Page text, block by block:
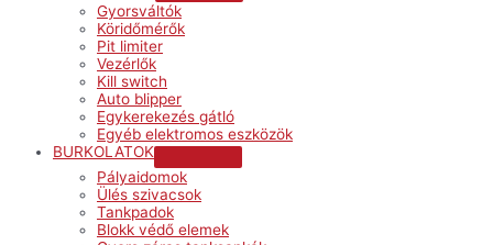
Gyorsváltók
Köridőmérők
Pit limiter
Vezérlők
Kill switch
Auto blipper
Egykerekezés gátló
Egyéb elektromos eszközök
BURKOLATOK
Pályaidomok
Ülés szivacsok
Tankpadok
Blokk védő elemek